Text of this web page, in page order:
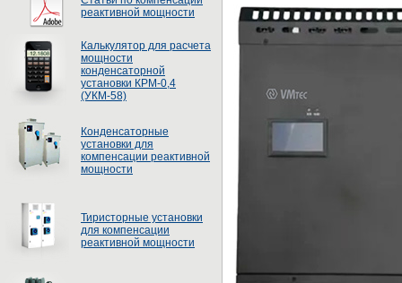
реактивной мощности
Калькулятор для расчета
мощности
конденсаторной
установки КРМ-0,4
(УКМ-58)
Конденсаторные
установки для
компенсации реактивной
мощности
Тиристорные установки
для компенсации
реактивной мощности